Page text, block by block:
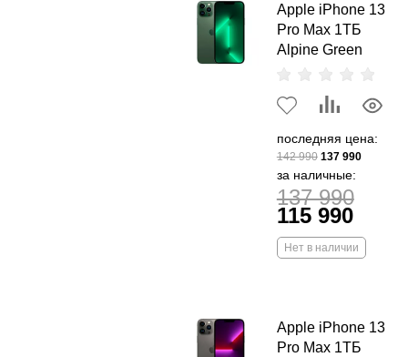
Apple iPhone 13
Pro Max 1ТБ
Alpine Green
последняя цена:
142 990 137 990
за наличные:
137 990
115 990
Нет в наличии
Apple iPhone 13
Pro Max 1ТБ